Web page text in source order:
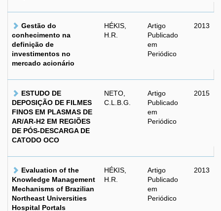
Gestão do
conhecimento na
definição de
investimentos no
mercado acionário
HÉKIS,
H.R.
Artigo
Publicado
em
Periódico
2013
ESTUDO DE
DEPOSIÇÃO DE FILMES
FINOS EM PLASMAS DE
AR/AR-H2 EM REGIÕES
DE PÓS-DESCARGA DE
CATODO OCO
NETO,
C.L.B.G.
Artigo
Publicado
em
Periódico
2015
Evaluation of the
Knowledge Management
Mechanisms of Brazilian
Northeast Universities
Hospital Portals
HÉKIS,
H.R.
Artigo
Publicado
em
Periódico
2013